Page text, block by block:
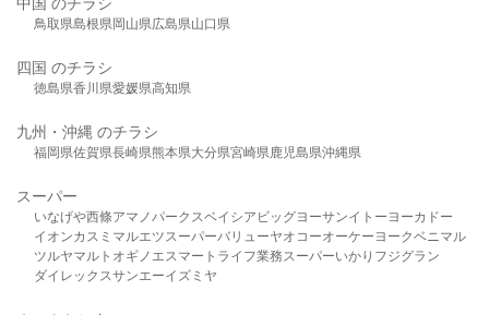
鳥取県島根県岡山県広島県山口県
四国 のチラシ
徳島県香川県愛媛県高知県
九州・沖縄 のチラシ
福岡県佐賀県長崎県熊本県大分県宮崎県鹿児島県沖縄県
スーパー
いなげや西條アマノパークスベイシア ビッグヨーサンイトーヨーカドー
イオンカスミ マルエツスーパーバリューヤオコーオーケー ヨークベニマル
ツルヤマルト オギノ エスマート ライフ業務スーパーいかり フジグラン
ダイレックスサンエーイズミヤ